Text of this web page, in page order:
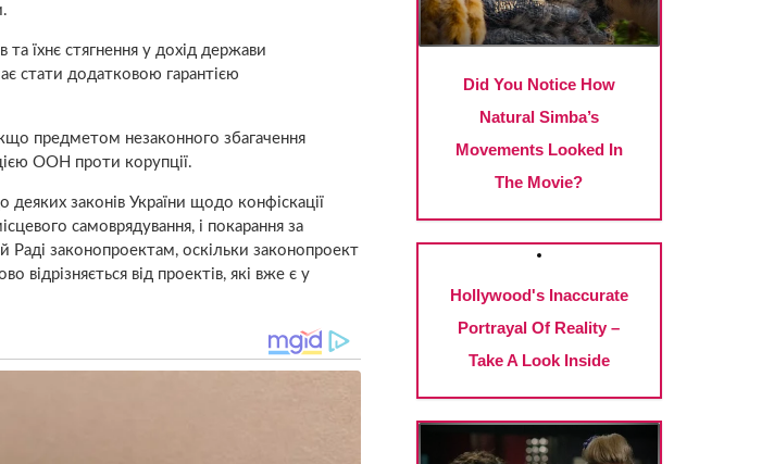
та їхнє стягнення у дохід держави
стати додатковою гарантією
предметом незаконного збагачення
ООН проти корупції.
законів України щодо конфіскації
самоврядування, і покарання за
Раді законопроектам, оскільки законопроект
від проектів, які вже є у